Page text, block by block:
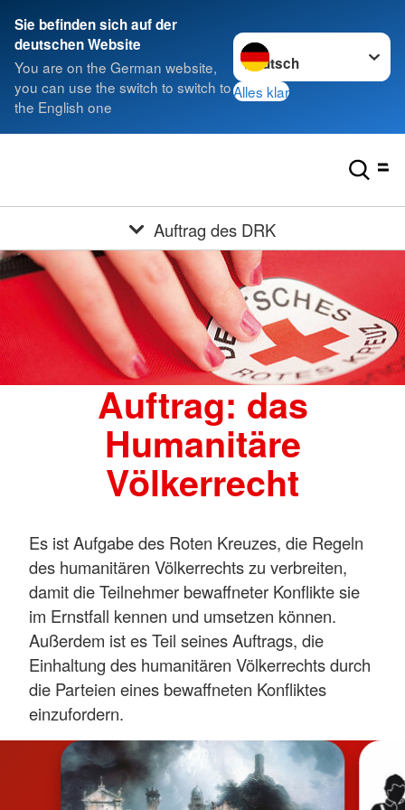
Sie befinden sich auf der
deutschen Website
You are on the German website,
you can use the switch to switch to
the English one
Sprache wechseln zu
Alles klar
Auftrag des DRK
Auftrag: das
Humanitäre
Völkerrecht
Es ist Aufgabe des Roten Kreuzes, die Regeln
des humanitären Völkerrechts zu verbreiten,
damit die Teilnehmer bewaffneter Konflikte sie
im Ernstfall kennen und umsetzen können.
Außerdem ist es Teil seines Auftrags, die
Einhaltung des humanitären Völkerrechts durch
die Parteien eines bewaffneten Konfliktes
einzufordern.